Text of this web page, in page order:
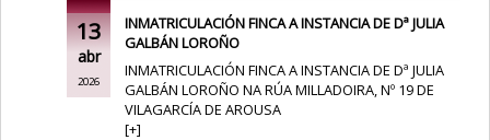
13
abr
2026
INMATRICULACIÓN FINCA A INSTANCIA DE Dª JULIA
GALBÁN LOROÑO
INMATRICULACIÓN FINCA A INSTANCIA DE Dª JULIA
GALBÁN LOROÑO NA RÚA MILLADOIRA, Nº 19 DE
VILAGARCÍA DE AROUSA
[+]